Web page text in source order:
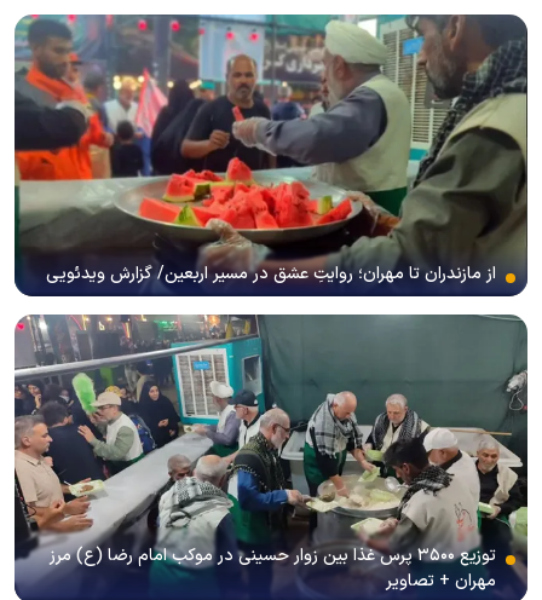
از مازندران تا مهران؛ روایتِ عشق در مسیر اربعین/ گزارش ویدئویی
توزیع ۳۵۰۰ پرس غذا بین زوار حسینی در موکب امام رضا (ع) مرز
مهران + تصاویر